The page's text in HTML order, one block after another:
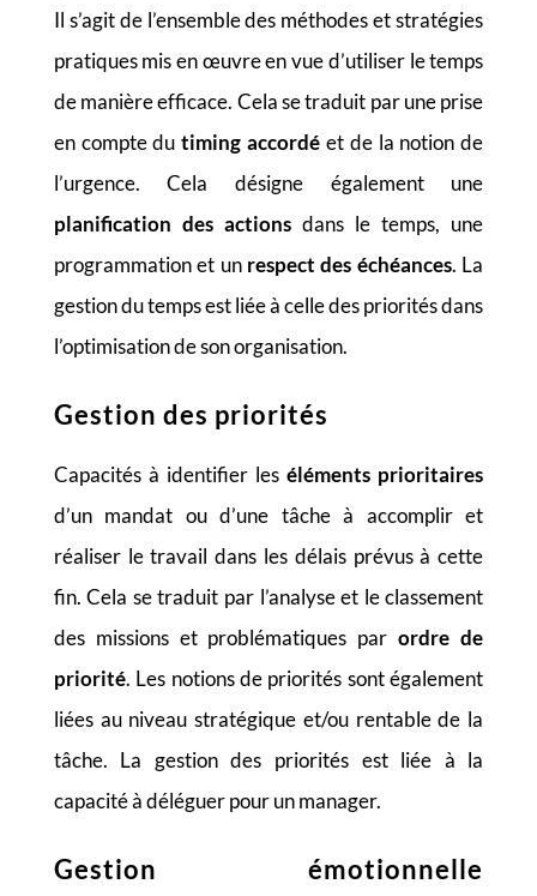
Il s’agit de l’ensemble des méthodes et stratégies
pratiques mis en œuvre en vue d’utiliser le temps
de manière efficace. Cela se traduit par une prise
en compte dutiming accordé et de la notion de
l’urgence. Cela désigne également une
planification des actionsdans le temps, une
programmation et un respect des échéances. La
gestion du temps est liée à celle des priorités dans
l’optimisation de son organisation.
Gestion des priorités
Capacités à identifier leséléments prioritaires
d’un mandat ou d’une tâche à accomplir et
réaliser le travail dans les délais prévus à cette
fin. Cela se traduit par l’analyse et le classement
des missions et problématiques parordre de
priorité. Les notions de priorités sont également
liées au niveau stratégique et/ou rentable de la
tâche. La gestion des priorités est liée à la
capacité à déléguer pour un manager.
Gestion émotionnelle